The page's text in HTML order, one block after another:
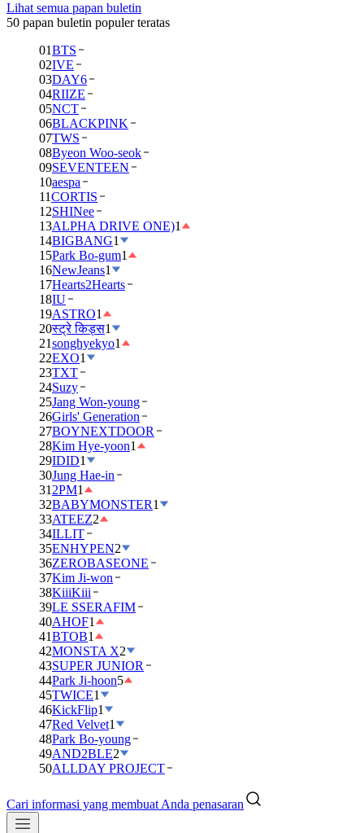
Lihat semua papan buletin
50 papan buletin populer teratas
01BTS
02IVE
03DAY6
04RIIZE
05NCT
06BLACKPINK
07TWS
08Byeon Woo-seok
09SEVENTEEN
10aespa
11CORTIS
12SHINee
13ALPHA DRIVE ONE)1
14BIGBANG1
15Park Bo-gum1
16NewJeans1
17Hearts2Hearts
18IU
19ASTRO1
20स्ट्रे किड्स1
21songhyekyo1
22EXO1
23TXT
24Suzy
25Jang Won-young
26Girls' Generation
27BOYNEXTDOOR
28Kim Hye-yoon1
29IDID1
30Jung Hae-in
31 2PM1
32BABYMONSTER1
33ATEEZ2
34ILLIT
35ENHYPEN2
36ZEROBASEONE
37Kim Ji-won
38KiiiKiii
39LE SSERAFIM
40AHOF1
41BTOB1
42MONSTA X2
43SUPER JUNIOR
44Park Ji-hoon5
45TWICE1
46KickFlip1
47Red Velvet1
48Park Bo-young
49AND2BLE2
50ALLDAY PROJECT
Cari informasi yang membuat Anda penasaran